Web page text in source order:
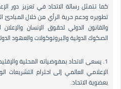
كما تتمثل رسالة الاتحاد في تعزيز دور
تطويره ودعم حرية الرأي من خلال المبادئ
والقانون الدولي لحقوق الإنسان
الصكوك الدولية والبروتوكولات والعهود
1. يسعى الاتحاد بمفوضياته المحلية
الإعلامي العالمي إلى احترام التشريعات
بعضوية الاتحاد.